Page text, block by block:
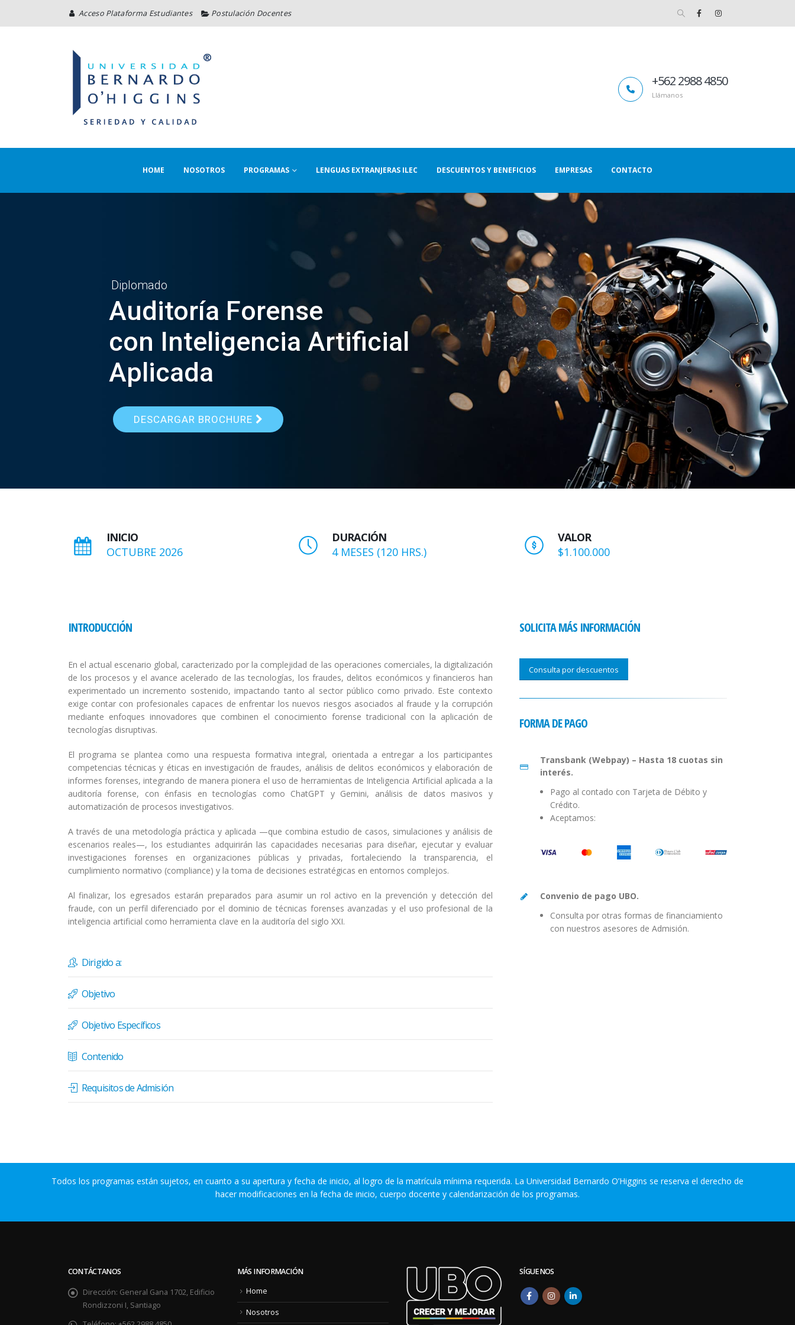
Acceso Plataforma Estudiantes Postulación Docentes
+562 2988 4850
Llámanos
HOME NOSOTROS PROGRAMAS LENGUAS EXTRANJERAS ILEC DESCUENTOS Y BENEFICIOS EMPRESAS CONTACTO
DESCARGAR BROCHURE
Diplomado
Auditoría Forense
con Inteligencia Artificial
Aplicada
INICIO
OCTUBRE 2026
DURACIÓN
4 MESES (120 HRS.)
VALOR
$1.100.000
INTRODUCCIÓN
En el actual escenario global, caracterizado por la complejidad de las operaciones comerciales, la digitalización
de los procesos y el avance acelerado de las tecnologías, los fraudes, delitos económicos y financieros han
experimentado un incremento sostenido, impactando tanto al sector público como privado. Este contexto
exige contar con profesionales capaces de enfrentar los nuevos riesgos asociados al fraude y la corrupción
mediante enfoques innovadores que combinen el conocimiento forense tradicional con la aplicación de
tecnologías disruptivas.
El programa se plantea como una respuesta formativa integral, orientada a entregar a los participantes
competencias técnicas y éticas en investigación de fraudes, análisis de delitos económicos y elaboración de
informes forenses, integrando de manera pionera el uso de herramientas de Inteligencia Artificial aplicada a la
auditoría forense, con énfasis en tecnologías como ChatGPT y Gemini, análisis de datos masivos y
automatización de procesos investigativos.
A través de una metodología práctica y aplicada —que combina estudio de casos, simulaciones y análisis de
escenarios reales—, los estudiantes adquirirán las capacidades necesarias para diseñar, ejecutar y evaluar
investigaciones forenses en organizaciones públicas y privadas, fortaleciendo la transparencia, el
cumplimiento normativo (compliance) y la toma de decisiones estratégicas en entornos complejos.
Al finalizar, los egresados estarán preparados para asumir un rol activo en la prevención y detección del
fraude, con un perfil diferenciado por el dominio de técnicas forenses avanzadas y el uso profesional de la
inteligencia artificial como herramienta clave en la auditoría del siglo XXI.
Dirigido a:
Objetivo
Objetivo Específicos
Contenido
Requisitos de Admisión
SOLICITA MÁS INFORMACIÓN
Consulta por descuentos
FORMA DE PAGO
Transbank (Webpay) – Hasta 18 cuotas sin
interés.
Pago al contado con Tarjeta de Débito y
Crédito.
Aceptamos:
Convenio de pago UBO.
Consulta por otras formas de financiamiento
con nuestros asesores de Admisión.
Todos los programas están sujetos, en cuanto a su apertura y fecha de inicio, al logro de la matrícula mínima requerida. La Universidad Bernardo O’Higgins se reserva el derecho de
hacer modificaciones en la fecha de inicio, cuerpo docente y calendarización de los programas.
CONTÁCTANOS
Dirección: General Gana 1702, Edificio
Rondizzoni I, Santiago
MÁS INFORMACIÓN
Home
Nosotros
SÍGUENOS